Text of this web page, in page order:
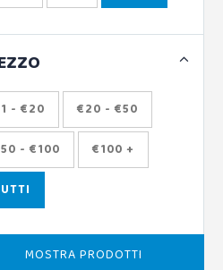
- €20 €20 - €50
- €100 €100 +
MOSTRA PRODOTTI